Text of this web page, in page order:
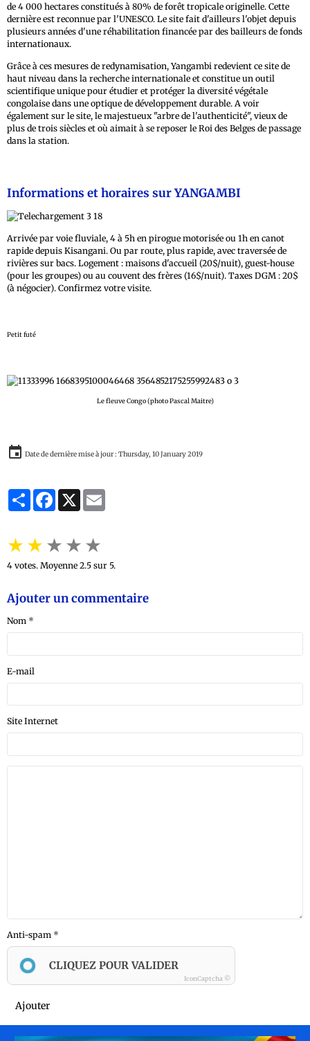
de 4 000 hectares constitués à 80% de forêt tropicale originelle. Cette
dernière est reconnue par l'UNESCO. Le site fait d'ailleurs l'objet depuis
plusieurs années d'une réhabilitation financée par des bailleurs de fonds
internationaux.
Grâce à ces mesures de redynamisation, Yangambi redevient ce site de
haut niveau dans la recherche internationale et constitue un outil
scientifique unique pour étudier et protéger la diversité végétale
congolaise dans une optique de développement durable. A voir
également sur le site, le majestueux "arbre de l'authenticité", vieux de
plus de trois siècles et où aimait à se reposer le Roi des Belges de passage
dans la station.
Informations et horaires sur YANGAMBI
Arrivée par voie fluviale, 4 à 5h en pirogue motorisée ou 1h en canot
rapide depuis Kisangani. Ou par route, plus rapide, avec traversée de
rivières sur bacs. Logement : maisons d'accueil (20$/nuit), guest-house
(pour les groupes) ou au couvent des frères (16$/nuit). Taxes DGM : 20$
(à négocier). Confirmez votre visite.
Petit futé
Le fleuve Congo (photo Pascal Maitre)
Date de dernière mise à jour : Thursday, 10 January 2019
PartagerFacebook
X
★★★★★
4 votes. Moyenne 2.5 sur 5.
Ajouter un commentaire
Nom
E-mail
Site Internet
Anti-spam
CLIQUEZ POUR VALIDER
IconCaptcha ©
Ajouter